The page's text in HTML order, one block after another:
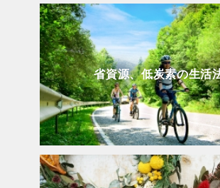
省資源、低炭素の生活